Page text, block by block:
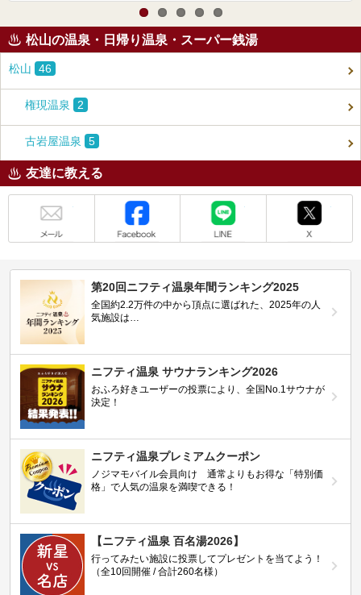
松山の温泉・日帰り温泉・スーパー銭湯
松山 46
権現温泉 2
古岩屋温泉 5
友達に教える
第20回ニフティ温泉年間ランキング2025
全国約2.2万件の中から頂点に選ばれた、2025年の人
気施設は…
ニフティ温泉 サウナランキング2026
おふろ好きユーザーの投票により、全国No.1サウナが
決定！
ニフティ温泉プレミアムクーポン
ノジマモバイル会員向け 通常よりもお得な「特別価
格」で人気の温泉を満喫できる！
【ニフティ温泉 百名湯2026】
行ってみたい施設に投票してプレゼントを当てよう！
（全10回開催 / 合計260名様）